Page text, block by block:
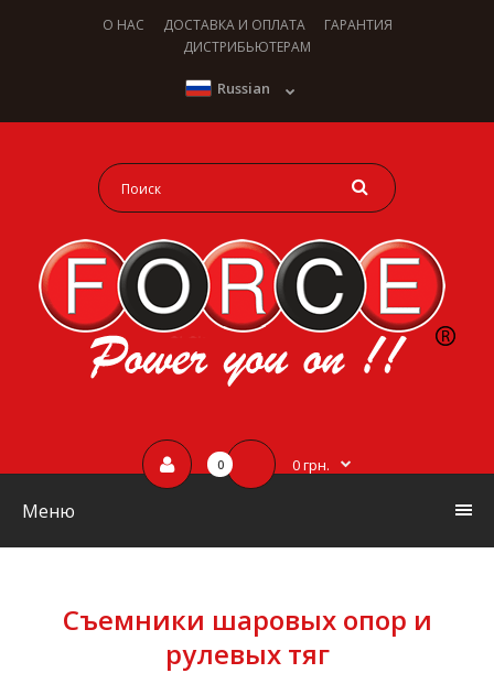
О НАС ДОСТАВКА И ОПЛАТА
ГАРАНТИЯ
ДИСТРИБЬЮТЕРАМ
Russian
0 0 грн.
Меню
Съемники шаровых опор и
рулевых тяг